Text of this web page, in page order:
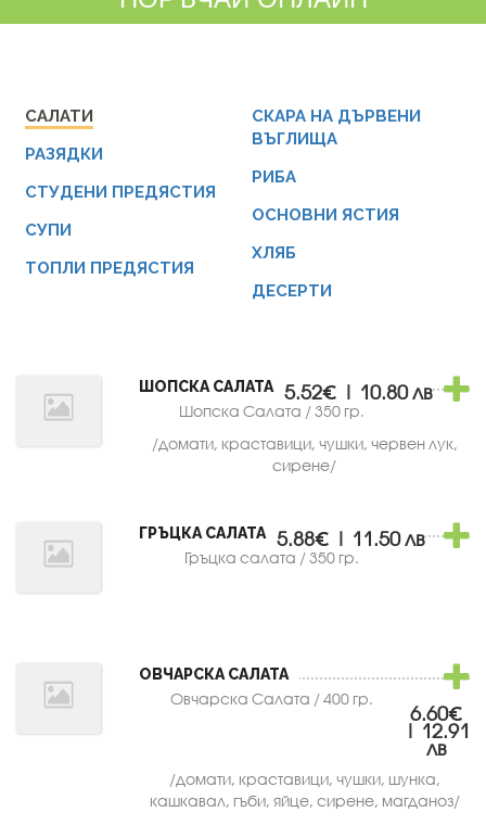
САЛАТИ
РАЗЯДКИ
СТУДЕНИ ПРЕДЯСТИЯ
СУПИ
ТОПЛИ ПРЕДЯСТИЯ
СКАРА НА ДЪРВЕНИ
ВЪГЛИЩА
РИБА
ОСНОВНИ ЯСТИЯ
ХЛЯБ
ДЕСЕРТИ
ШОПСКА САЛАТА
Шопска Салата / 350 гр.
5.52€ | 10.80 лв
/домати, краставици, чушки, червен лук,
сирене/
ГРЪЦКА САЛАТА
Гръцка салата / 350 гр.
5.88€ | 11.50 лв
ОВЧАРСКА САЛАТА
Овчарска Салата / 400 гр.
6.60€
| 12.91
лв
/домати, краставици, чушки, шунка,
кашкавал, гъби, яйце, сирене, магданоз/